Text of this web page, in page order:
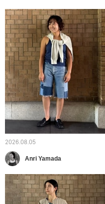
2026.08.05
Anri Yamada